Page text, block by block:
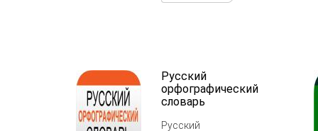
Русский
орфографический
словарь
Русский